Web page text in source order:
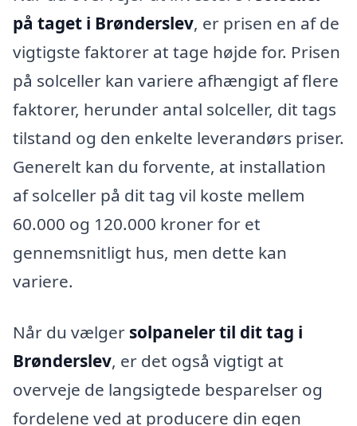
på taget i Brønderslev, er prisen en af de
vigtigste faktorer at tage højde for. Prisen
på solceller kan variere afhængigt af flere
faktorer, herunder antal solceller, dit tags
tilstand og den enkelte leverandørs priser.
Generelt kan du forvente, at installation
af solceller på dit tag vil koste mellem
60.000 og 120.000 kroner for et
gennemsnitligt hus, men dette kan
variere.
Når du vælger solpaneler til dit tag i
Brønderslev, er det også vigtigt at
overveje de langsigtede besparelser og
fordelene ved at producere din egen